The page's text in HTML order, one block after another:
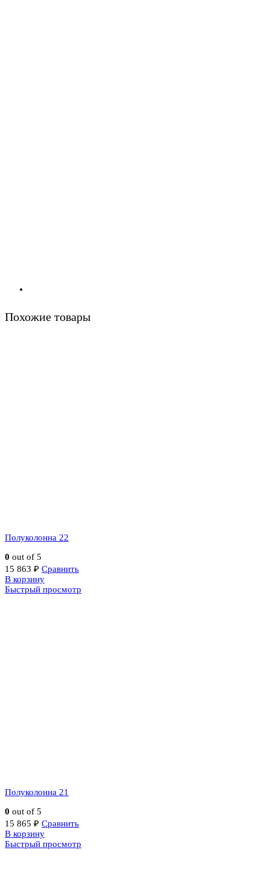
Похожие товары
Полуколонна 22
0 out of 5
15 863 ₽ Сравнить
В корзину
Быстрый просмотр
Полуколонна 21
0 out of 5
15 865 ₽ Сравнить
В корзину
Быстрый просмотр